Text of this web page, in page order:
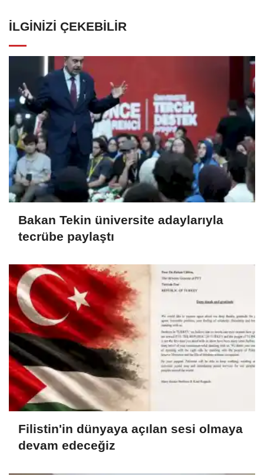
İLGINIZI ÇEKEBILIR
Bakan Tekin üniversite adaylarıyla
tecrübe paylaştı
Filistin'in dünyaya açılan sesi olmaya
devam edeceğiz